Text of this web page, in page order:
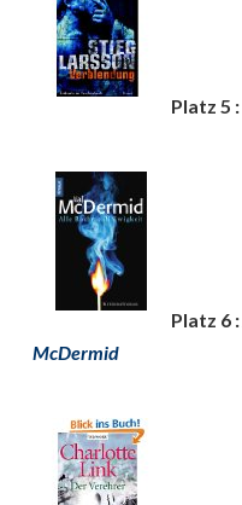
Platz 5 :
Platz 6 :
McDermid